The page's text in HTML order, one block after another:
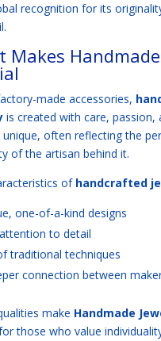
recognition for its
Makes Handmade
made accessories,
is created with care, passion,
unique, often reflecting the
of the artisan behind it.
of handcrafted
one-of-a-kind designs
to detail
traditional techniques
connection between
make Handmade
those who value